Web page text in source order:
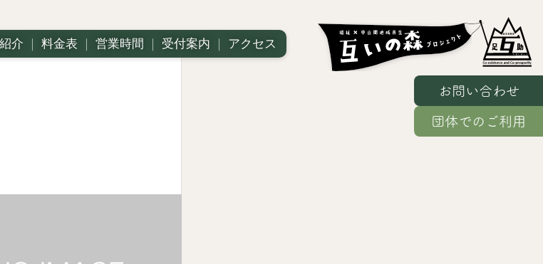
介 ｜ 料金表 ｜ 営業時間 ｜ 受付案内 ｜ アクセス
お問い合わせ
団体でのご利用